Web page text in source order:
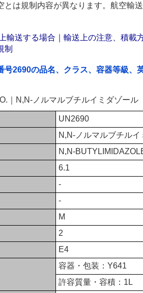
とは規制内容が異なります。航空輸
輸送する場合｜輸送上の注意、積載
制
号2690の品名、クラス、容器等級、
｜N,N-ノルマルブチルイミダゾール
UN2690
N,N-ノルマルブチル
N,N-
6.1
-
-
M
2
E4
容器・包装：Y641
許容質量・容積：1L